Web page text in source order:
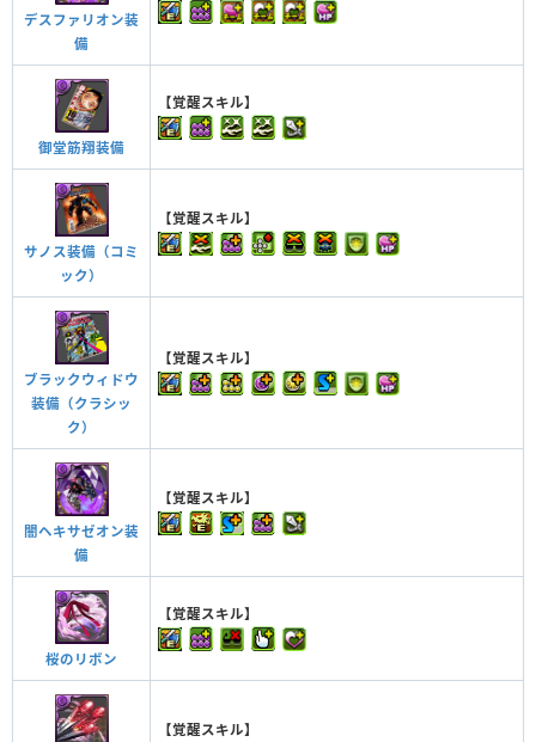
デスファリオン装
備
御堂筋翔装備
【覚醒スキル】
サノス装備（コミ
ック）
【覚醒スキル】
ブラックウィドウ
装備（クラシッ
ク）
【覚醒スキル】
闇ヘキサゼオン装
備
【覚醒スキル】
桜のリボン
【覚醒スキル】
【覚醒スキル】